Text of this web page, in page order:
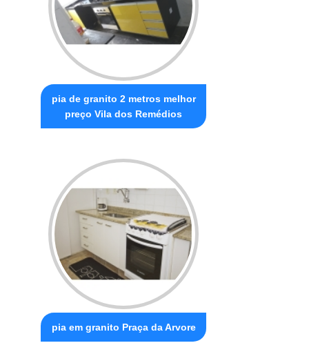
pia de granito 2 metros melhor
preço Vila dos Remédios
pia em granito Praça da Arvore